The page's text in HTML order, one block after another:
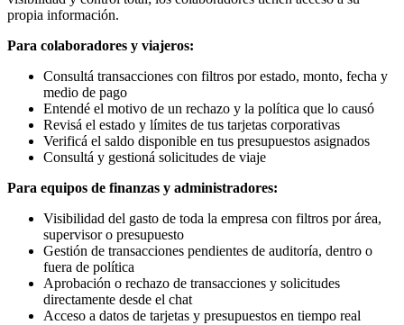
propia información.
Para colaboradores y viajeros:
Consultá transacciones con filtros por estado, monto, fecha y
medio de pago
Entendé el motivo de un rechazo y la política que lo causó
Revisá el estado y límites de tus tarjetas corporativas
Verificá el saldo disponible en tus presupuestos asignados
Consultá y gestioná solicitudes de viaje
Para equipos de finanzas y administradores:
Visibilidad del gasto de toda la empresa con filtros por área,
supervisor o presupuesto
Gestión de transacciones pendientes de auditoría, dentro o
fuera de política
Aprobación o rechazo de transacciones y solicitudes
directamente desde el chat
Acceso a datos de tarjetas y presupuestos en tiempo real